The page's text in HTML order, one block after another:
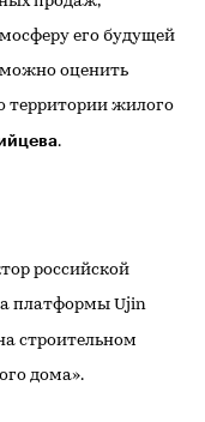
его будущей
оценить
территории жилого
.
российской
платформы Ujin
строительном
дома».